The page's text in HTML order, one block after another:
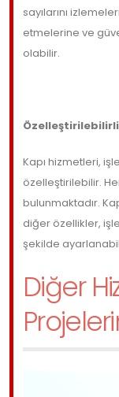
sayılarını
etmelerine ve
olabilir.
Kapı hizmetleri,
özelleştirilebilir.
bulunmaktadır.
diğer özellikler,
şekilde
Diğer